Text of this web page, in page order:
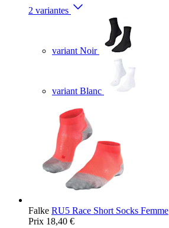
2 variantes
variant Noir
variant Blanc
Falke RU5 Race Short Socks Femme
Prix 18,40 €